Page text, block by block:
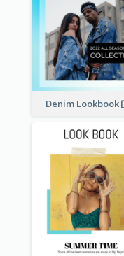
Denim Lookbook